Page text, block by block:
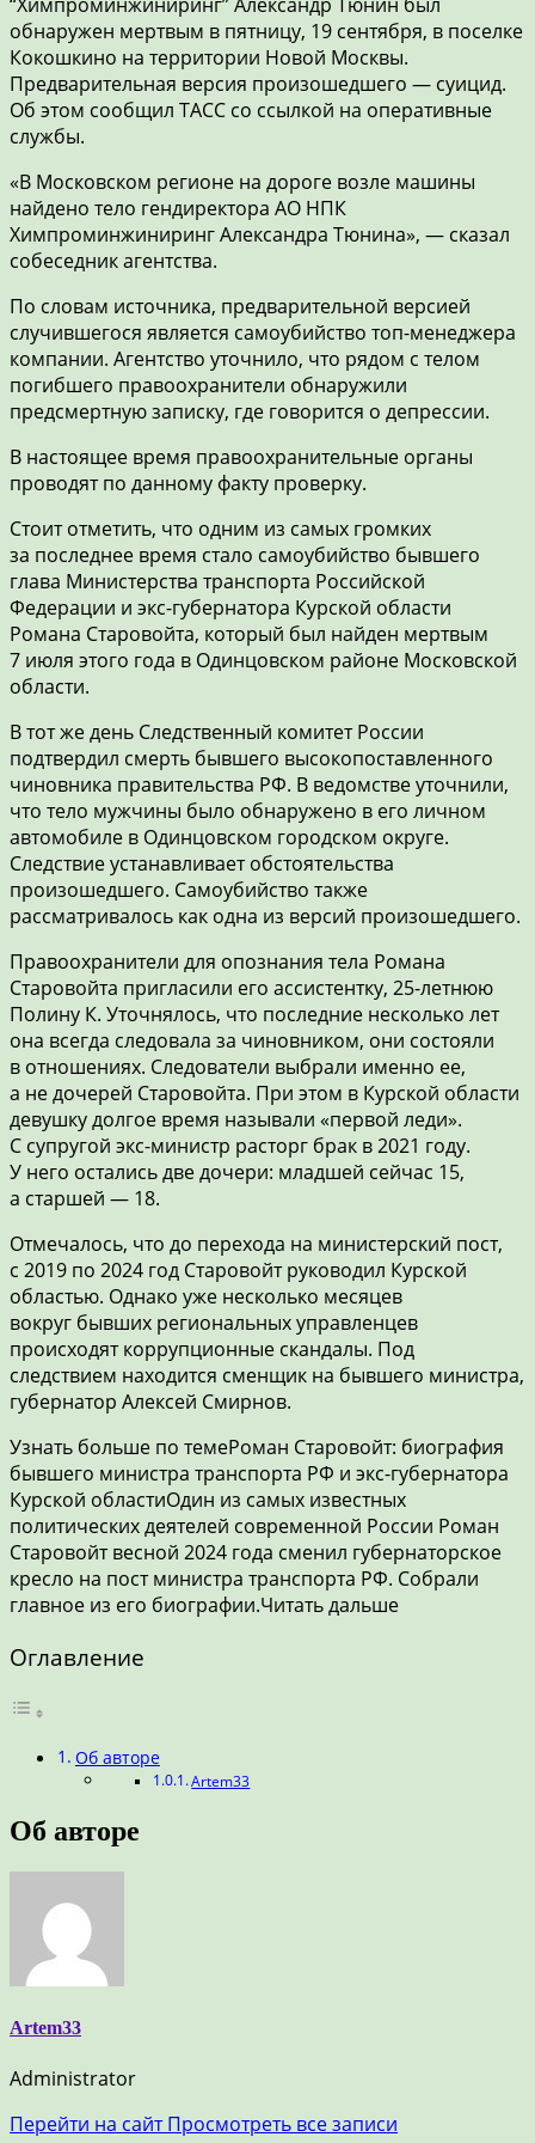
обнаружен мертвым в пятницу, 19 сентября, в поселке
Кокошкино на территории Новой Москвы.
Предварительная версия произошедшего — суицид.
Об этом сообщил ТАСС со ссылкой на оперативные
службы.
«В Московском регионе на дороге возле машины
найдено тело гендиректора АО НПК
Химпроминжиниринг Александра Тюнина», — сказал
собеседник агентства.
По словам источника, предварительной версией
случившегося является самоубийство топ-менеджера
компании. Агентство уточнило, что рядом с телом
погибшего правоохранители обнаружили
предсмертную записку, где говорится о депрессии.
В настоящее время правоохранительные органы
проводят по данному факту проверку.
Стоит отметить, что одним из самых громких
за последнее время стало самоубийство бывшего
глава Министерства транспорта Российской
Федерации и экс-губернатора Курской области
Романа Старовойта, который был найден мертвым
7 июля этого года в Одинцовском районе Московской
области.
В тот же день Следственный комитет России
подтвердил смерть бывшего высокопоставленного
чиновника правительства РФ. В ведомстве уточнили,
что тело мужчины было обнаружено в его личном
автомобиле в Одинцовском городском округе.
Следствие устанавливает обстоятельства
произошедшего. Самоубийство также
рассматривалось как одна из версий произошедшего.
Правоохранители для опознания тела Романа
Старовойта пригласили его ассистентку, 25-летнюю
Полину К. Уточнялось, что последние несколько лет
она всегда следовала за чиновником, они состояли
в отношениях. Следователи выбрали именно ее,
а не дочерей Старовойта. При этом в Курской области
девушку долгое время называли «первой леди».
С супругой экс-министр расторг брак в 2021 году.
У него остались две дочери: младшей сейчас 15,
а старшей — 18.
Отмечалось, что до перехода на министерский пост,
с 2019 по 2024 год Старовойт руководил Курской
областью. Однако уже несколько месяцев
вокруг бывших региональных управленцев
происходят коррупционные скандалы. Под
следствием находится сменщик на бывшего министра,
губернатор Алексей Смирнов.
Узнать больше по темеРоман Старовойт: биография
бывшего министра транспорта РФ и экс-губернатора
Курской областиОдин из самых известных
политических деятелей современной России Роман
Старовойт весной 2024 года сменил губернаторское
кресло на пост министра транспорта РФ. Собрали
главное из его биографии.Читать дальше
Оглавление
Об авторе
Artem33
Об авторе
Artem33
Administrator
Перейти на сайтПросмотреть все записи